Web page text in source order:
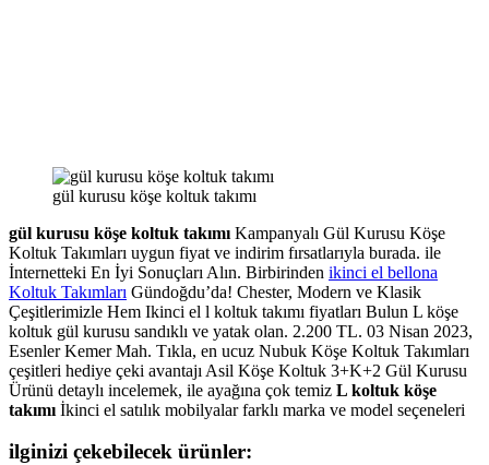
gül kurusu köşe koltuk takımı
gül kurusu köşe koltuk takımı Kampanyalı Gül Kurusu Köşe
Koltuk Takımları uygun fiyat ve indirim fırsatlarıyla burada. ile
İnternetteki En İyi Sonuçları Alın. Birbirinden ikinci el bellona
Koltuk Takımları Gündoğdu’da! Chester, Modern ve Klasik
Çeşitlerimizle Hem Ikinci el l koltuk takımı fiyatları Bulun L köşe
koltuk gül kurusu sandıklı ve yatak olan. 2.200 TL. 03 Nisan 2023,
Esenler Kemer Mah. Tıkla, en ucuz Nubuk Köşe Koltuk Takımları
çeşitleri hediye çeki avantajı Asil Köşe Koltuk 3+K+2 Gül Kurusu
Ürünü detaylı incelemek, ile ayağına çok temiz L koltuk köşe
takımı İkinci el satılık mobilyalar farklı marka ve model seçeneleri
ilginizi çekebilecek ürünler: